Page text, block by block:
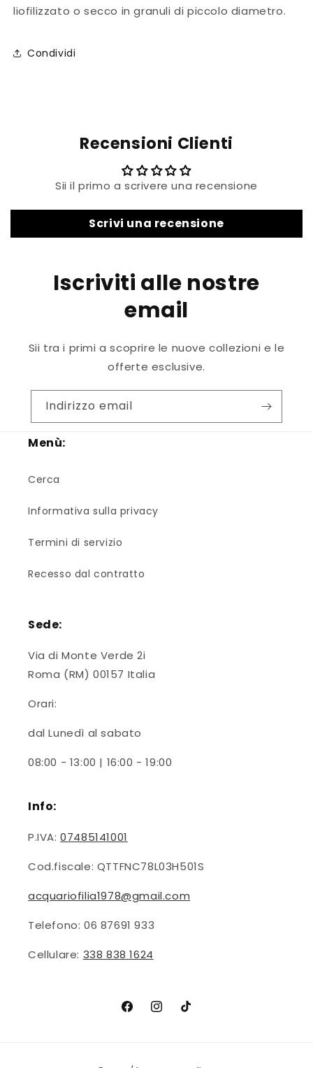
liofilizzato o secco in granuli di piccolo diametro.
Condividi
Recensioni Clienti
Sii il primo a scrivere una recensione
Scrivi una recensione
Iscriviti alle nostre
email
Sii tra i primi a scoprire le nuove collezioni e le
offerte esclusive.
Indirizzo email
Menù:
Cerca
Informativa sulla privacy
Termini di servizio
Recesso dal contratto
Sede:
Via di Monte Verde 2i
Roma (RM) 00157 Italia
Orari:
dal Lunedì al sabato
08:00 - 13:00 | 16:00 - 19:00
Info:
P.IVA:07485141001
Cod.fiscale: QTTFNC78L03H501S
acquariofilia1978@gmail.com
Telefono: 06 87691 933
Cellulare: 338 838 1624
FacebookInstagram
TikTok